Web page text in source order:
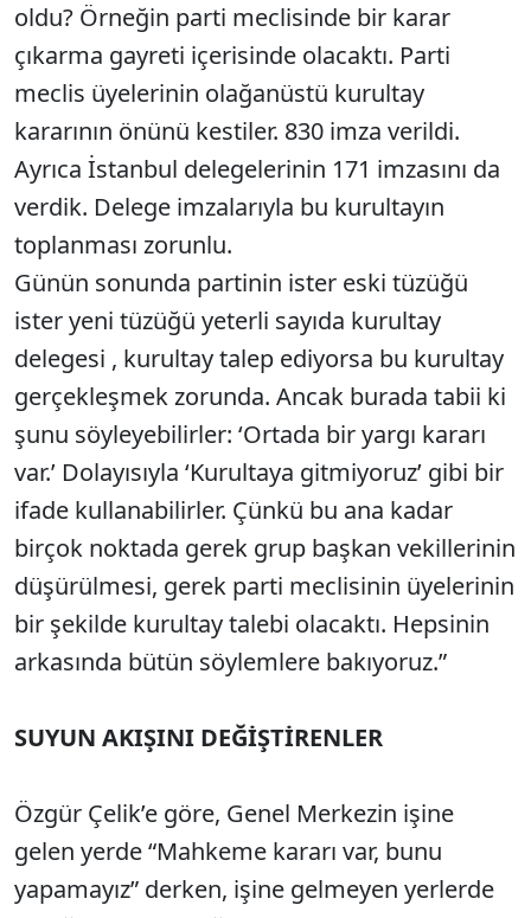
oldu? Örneğin parti meclisinde bir karar
çıkarma gayreti içerisinde olacaktı. Parti
meclis üyelerinin olağanüstü kurultay
kararının önünü kestiler. 830 imza verildi.
Ayrıca İstanbul delegelerinin 171 imzasını da
verdik. Delege imzalarıyla bu kurultayın
toplanması zorunlu.
Günün sonunda partinin ister eski tüzüğü
ister yeni tüzüğü yeterli sayıda kurultay
delegesi , kurultay talep ediyorsa bu kurultay
gerçekleşmek zorunda. Ancak burada tabii ki
şunu söyleyebilirler: ‘Ortada bir yargı kararı
var.’ Dolayısıyla ‘Kurultaya gitmiyoruz’ gibi bir
ifade kullanabilirler. Çünkü bu ana kadar
birçok noktada gerek grup başkan vekillerinin
düşürülmesi, gerek parti meclisinin üyelerinin
bir şekilde kurultay talebi olacaktı. Hepsinin
arkasında bütün söylemlere bakıyoruz.”
SUYUN AKIŞINI DEĞİŞTİRENLER
Özgür Çelik’e göre, Genel Merkezin işine
gelen yerde “Mahkeme kararı var, bunu
yapamayız” derken, işine gelmeyen yerlerde